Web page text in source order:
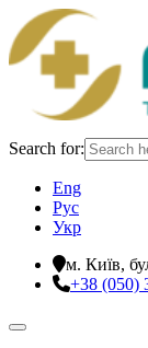
Search for:
Eng
Рус
Укр
м. Київ,
+38 (050)